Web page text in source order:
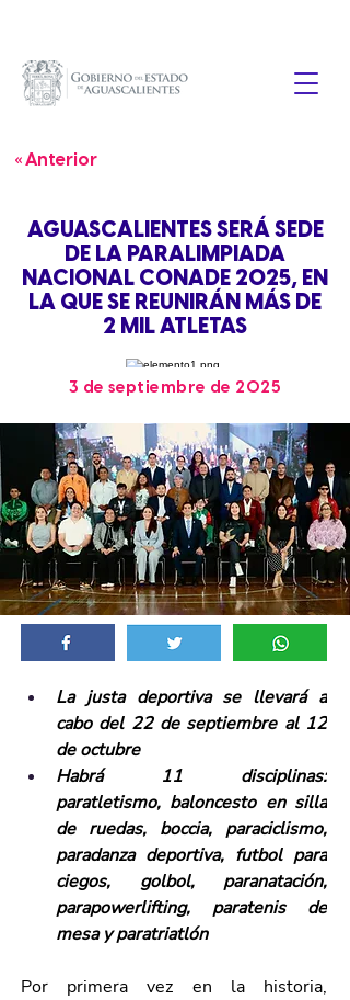
« Anterior
AGUASCALIENTES SERÁ SEDE
DE LA PARALIMPIADA
NACIONAL CONADE 2025, EN
LA QUE SE REUNIRÁN MÁS DE
2 MIL ATLETAS
3 de septiembre de 2025
La justa deportiva se llevará a
cabo del 22 de septiembre al 12
de octubre
Habrá 11 disciplinas:
paratletismo, baloncesto en silla
de ruedas, boccia, paraciclismo,
paradanza deportiva, futbol para
ciegos, golbol, paranatación,
parapowerlifting, paratenis de
mesa y paratriatlón
Por primera vez en la historia,